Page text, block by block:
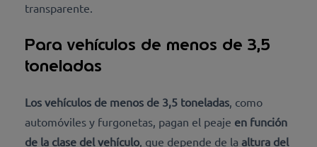
transparente.
Para vehículos de menos de 3,5
toneladas
Los vehículos de menos de 3,5 toneladas como
automóviles y furgonetas, pagan el peaje en función
de la clase del vehículo, que depende de la altura del